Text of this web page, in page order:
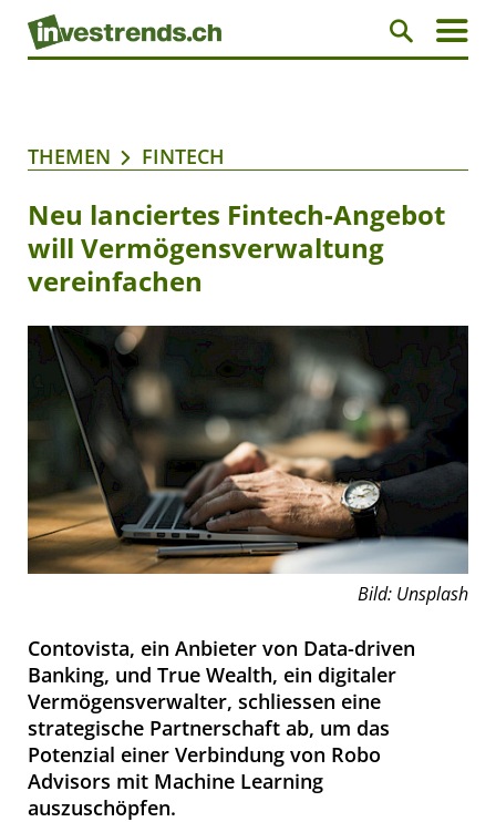
THEMEN FINTECH
Neu lanciertes Fintech-Angebot
will Vermögensverwaltung
vereinfachen
Bild: Unsplash
Contovista, ein Anbieter von Data-driven
Banking, und True Wealth, ein digitaler
Vermögensverwalter, schliessen eine
strategische Partnerschaft ab, um das
Potenzial einer Verbindung von Robo
Advisors mit Machine Learning
auszuschöpfen.